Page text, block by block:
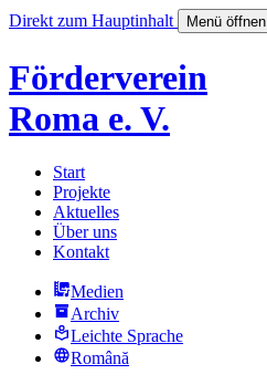
Direkt zum Hauptinhalt Menü öffnen
Förderverein
Roma e. V.
Start
Projekte
Aktuelles
Über uns
Kontakt
Medien
Archiv
Leichte Sprache
Română